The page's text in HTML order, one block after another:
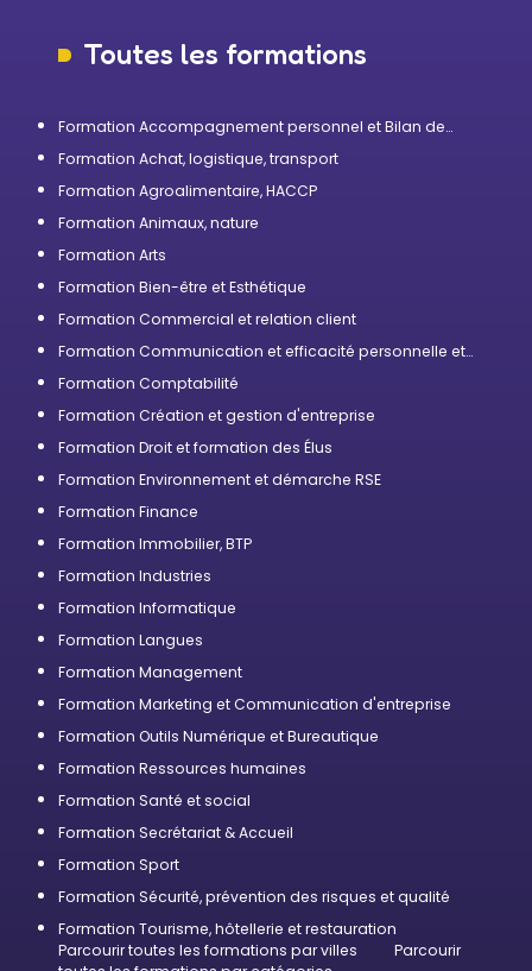
Toutes les formations
Formation Accompagnement personnel et Bilan de
Formation Achat, logistique, transport
Formation Agroalimentaire, HACCP
Formation Animaux, nature
Formation Arts
Formation Bien-être et Esthétique
Formation Commercial et relation client
Formation Communication et efficacité personnelle et
Formation Comptabilité
Formation Création et gestion d'entreprise
Formation Droit et formation des Élus
Formation Environnement et démarche RSE
Formation Finance
Formation Immobilier, BTP
Formation Industries
Formation Informatique
Formation Langues
Formation Management
Formation Marketing et Communication d'entreprise
Formation Outils Numérique et Bureautique
Formation Ressources humaines
Formation Santé et social
Formation Secrétariat & Accueil
Formation Sport
Formation Sécurité, prévention des risques et qualité
Formation Tourisme, hôtellerie et restauration
Parcourir toutes les formations par villes
Parcourir